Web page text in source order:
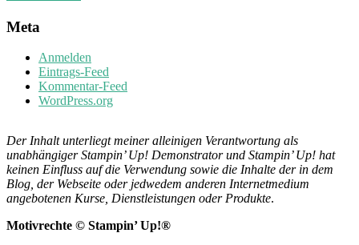
Meta
Anmelden
Eintrags-Feed
Kommentar-Feed
WordPress.org
Der Inhalt unterliegt meiner alleinigen Verantwortung als
unabhängiger Stampin’ Up! Demonstrator und Stampin’ Up! hat
keinen Einfluss auf die Verwendung sowie die Inhalte der in dem
Blog, der Webseite oder jedwedem anderen Internetmedium
angebotenen Kurse, Dienstleistungen oder Produkte.
Motivrechte © Stampin’ Up!®